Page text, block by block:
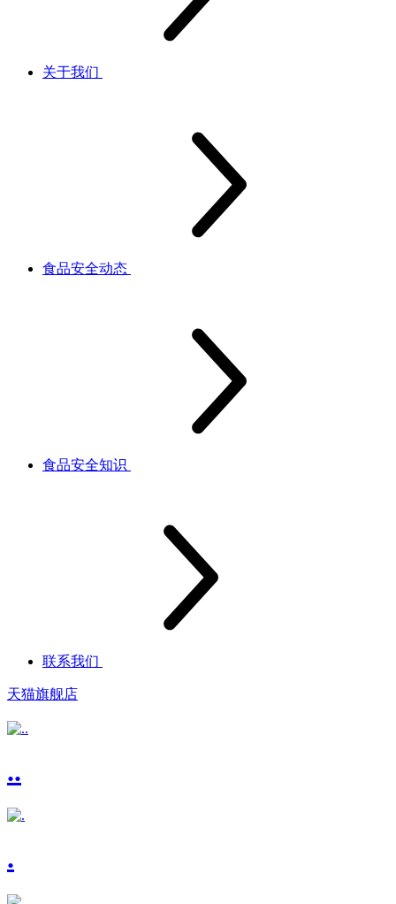
关于我们
食品安全动态
食品安全知识
联系我们
天猫旗舰店
..
.